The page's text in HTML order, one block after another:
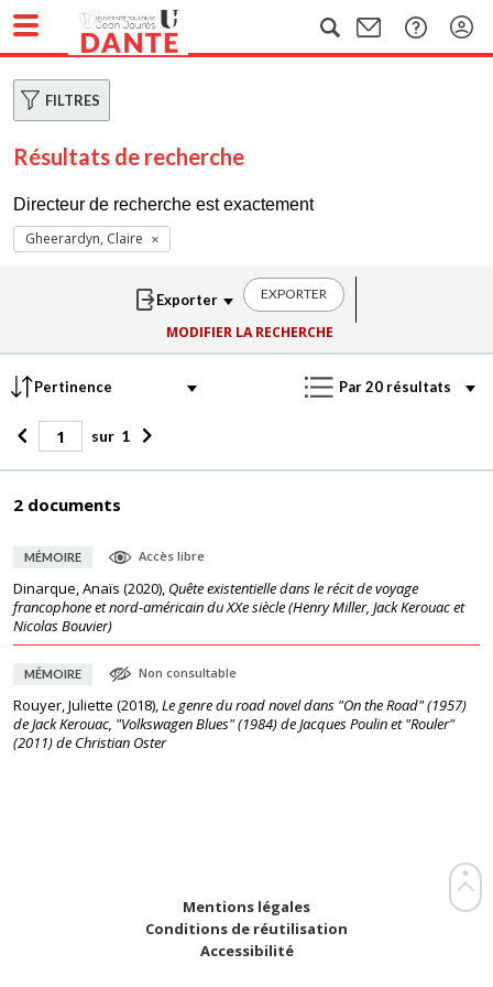
FILTRES
Résultats de recherche
Directeur de recherche est exactement
Gheerardyn, Claire
EXPORTER
MODIFIER LA RECHERCHE
sur 1
2 documents
MÉMOIRE Accès libre
Dinarque, Anaïs (2020), Quête existentielle dans le récit de voyage
francophone et nord-américain du XXe siècle (Henry Miller, Jack Kerouac et
Nicolas Bouvier)
MÉMOIRE Non consultable
Rouyer, Juliette (2018),Le genre du road novel dans "On the Road" (1957)
de Jack Kerouac, "Volkswagen Blues" (1984) de Jacques Poulin et "Rouler"
(2011) de Christian Oster
Mentions légales
Conditions de réutilisation
Accessibilité